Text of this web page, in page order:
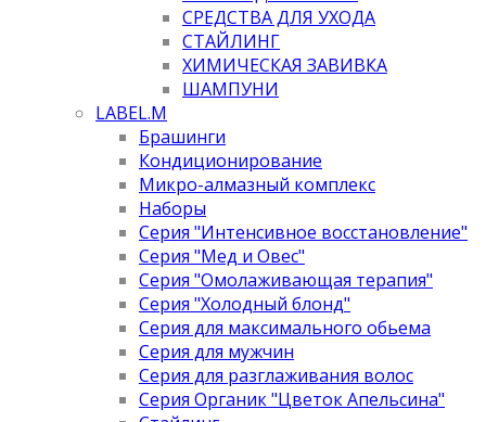
СРЕДСТВА ДЛЯ УХОДА
СТАЙЛИНГ
ХИМИЧЕСКАЯ ЗАВИВКА
ШАМПУНИ
LABEL.M
Брашинги
Кондиционирование
Микро-алмазный комплекс
Наборы
Серия "Интенсивное восстановление"
Серия "Мед и Овес"
Серия "Омолаживающая терапия"
Серия "Холодный блонд"
Серия для максимального обьема
Серия для мужчин
Серия для разглаживания волос
Серия Органик "Цветок Апельсина"